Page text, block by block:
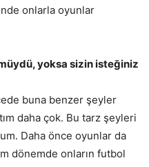
onlarla oyunlar
yoksa sizin isteğiniz
buna benzer şeyler
daha çok. Bu tarz şeyleri
Daha önce oyunlar da
dönemde onların futbol